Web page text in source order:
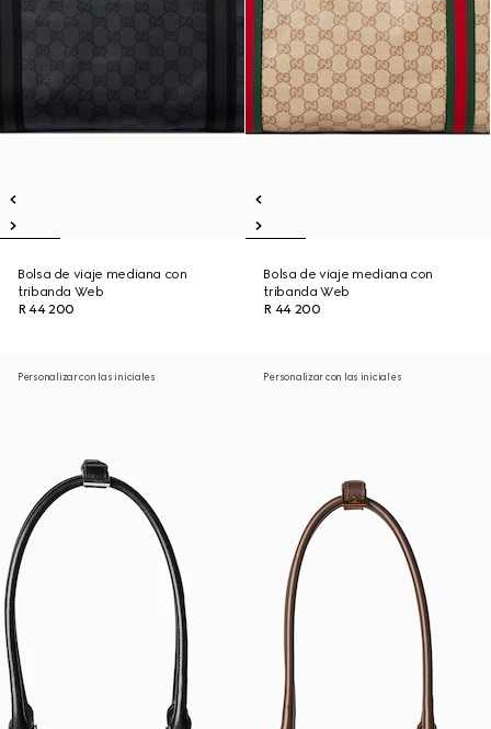
Bolsa de viaje mediana con
tribanda Web
R 44 200
Bolsa de viaje mediana con
tribanda Web
R 44 200
Personalizar con las iniciales Personalizar con las iniciales